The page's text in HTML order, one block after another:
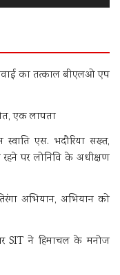
का तत्काल बीएलओ एप
एक लापता
एस. भदौरिया सख्त,
पर लोनिवि के अधीक्षण
अभियान, अभियान को
SIT ने हिमाचल के मनोज